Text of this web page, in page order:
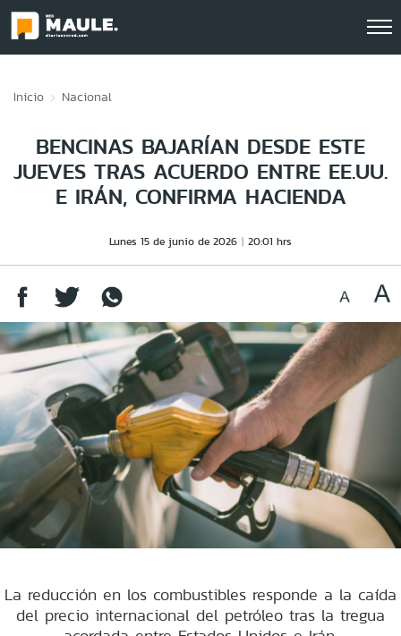
Inicio Nacional
BENCINAS BAJARÍAN DESDE ESTE
JUEVES TRAS ACUERDO ENTRE EE.UU.
E IRÁN, CONFIRMA HACIENDA
Lunes 15 de junio de 2026 20:01 hrs
La reducción en los combustibles responde a la caída
del precio internacional del petróleo tras la tregua